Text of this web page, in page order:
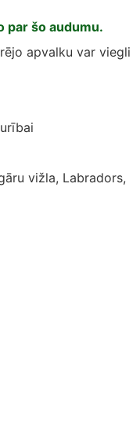
par šo audumu.
apvalku var viegli
vižla, Labradors,